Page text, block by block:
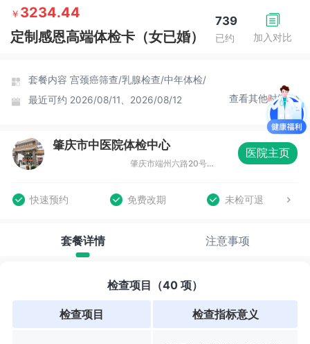
加入对比
739
已约
￥ 3234.44
定制感恩高端体检卡（女已婚）
套餐内容 宫颈癌筛查/乳腺检查/中年体检/
最近可约 2026/08/11、2026/08/12 查看其他时间
肇庆市中医院体检中心
肇庆市端州六路20号大门口旁（13号楼）4楼
医院主页
快速预约 免费改期 未检可退
套餐详情 注意事项
检查项目（40 项）
检查项目 检查指标意义